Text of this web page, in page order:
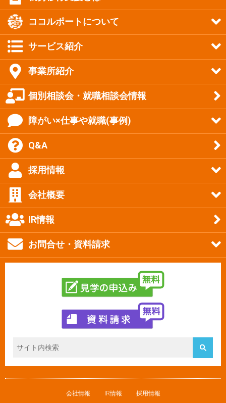
ココルポートについて
サービス紹介
事業所紹介
個別相談会・就職相談会情報
障がい×仕事や就職(事例)
Q&A
採用情報
会社概要
IR情報
お問合せ・資料請求
会社情報 IR情報 採用情報